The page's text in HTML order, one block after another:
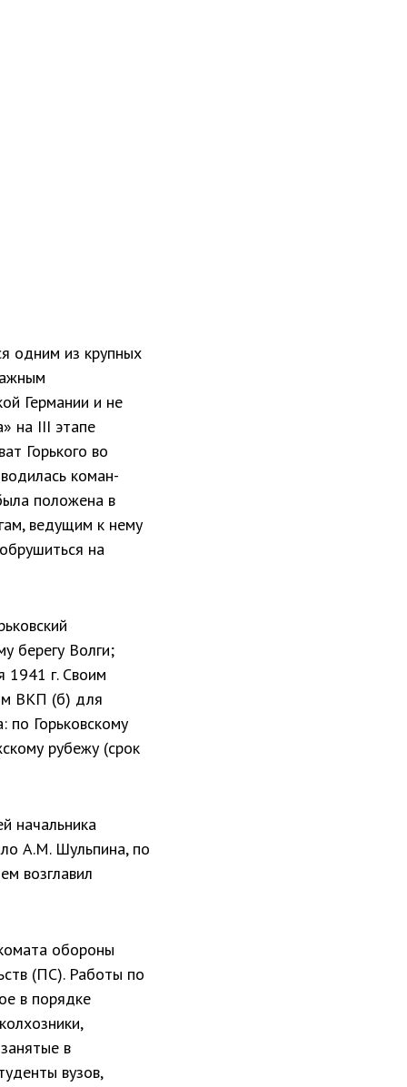
одним из круп­ных
Германии и не
на III этапе
Горького во
коман­
положена в
ведущим к нему
на
берегу Волги;
г. Своим
ВКП (б) для
по Горьковскому
рубежу (срок
начальника
А.М. Шульпина, по
возглавил
обороны
(ПС). Работы по
в порядке
в
вузов,